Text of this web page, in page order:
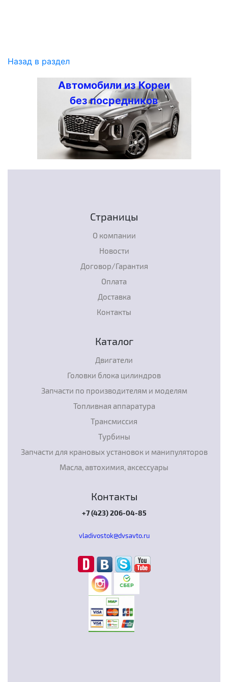
Назад в раздел
Автомобили из Кореи
без посредников
Страницы
О компании
Новости
Договор/Гарантия
Оплата
Доставка
Контакты
Каталог
Двигатели
Головки блока цилиндров
Запчасти по производителям и моделям
Топливная аппаратура
Трансмиссия
Турбины
Запчасти для крановых установок и манипуляторов
Масла, автохимия, аксессуары
Контакты
+7 (423) 206-04-85
vladivostok@dvsavto.ru